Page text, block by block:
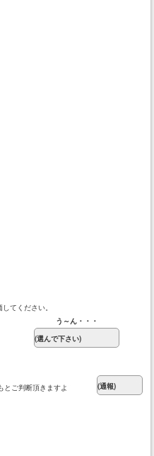
てください。
う～ん・・・
とご判断頂きますよ